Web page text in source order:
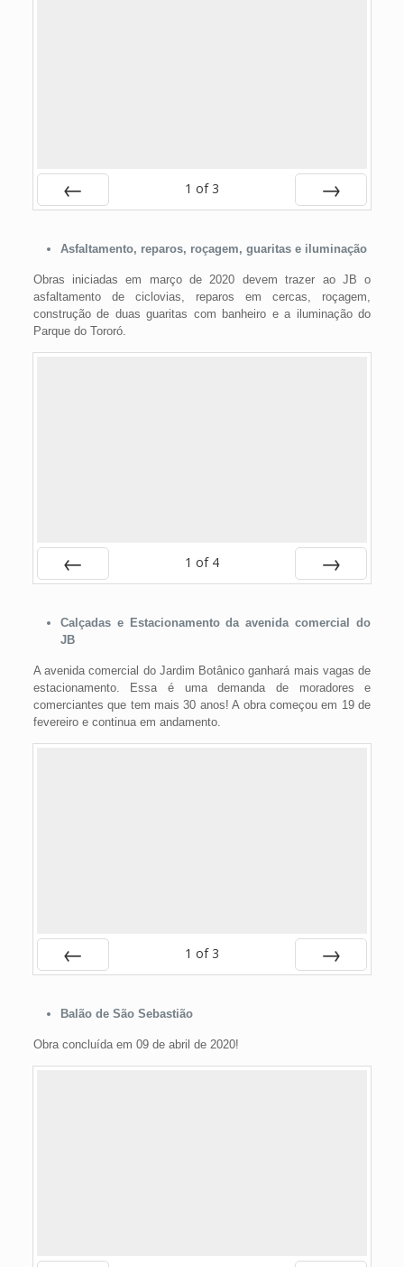
1 of 3
Asfaltamento, reparos, roçagem, guaritas e iluminação
Obras iniciadas em março de 2020 devem trazer ao JB o
asfaltamento de ciclovias, reparos em cercas, roçagem,
construção de duas guaritas com banheiro e a iluminação do
Parque do Tororó.
1 of 4
Calçadas e Estacionamento da avenida comercial do
JB
A avenida comercial do Jardim Botânico ganhará mais vagas de
estacionamento. Essa é uma demanda de moradores e
comerciantes que tem mais 30 anos! A obra começou em 19 de
fevereiro e continua em andamento.
1 of 3
Balão de São Sebastião
Obra concluída em 09 de abril de 2020!